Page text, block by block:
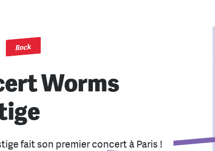
Rock
Worms
fait son premier concert à Paris !